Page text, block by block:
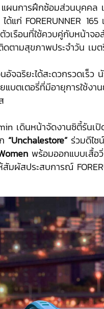
แผนการฝึกซ้อมส่วนบุคค
ด้แก่ FORERUNNER 165
วเรือนที่ใช้ควบคู่กับหน้าจ
ดตามสุขภาพประจำวัน เ
อัจฉริยะได้สะดวกรวดเร็
บตเตอรี่ที่มีอายุการใช้งา
เดินหน้าจัดงานซิตี้รัน
“Unchalestore”ร่วมดีไซ
พร้อมออกแบบเสื้อ
มผัสประสบการณ์